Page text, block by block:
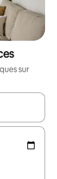
sur
vers le